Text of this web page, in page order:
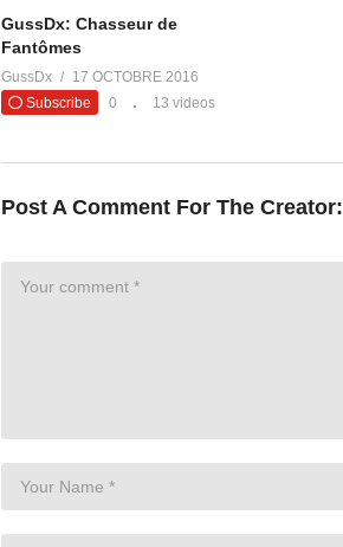
GussDx: Chasseur de
Fantômes
GussDx
17 OCTOBRE 2016
Subscribe
0 13 videos
Post A Comment For The Creator: